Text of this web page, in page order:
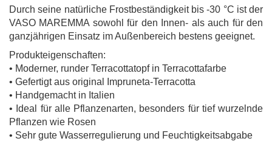
Durch seine natürliche Frostbeständigkeit bis -30 °C ist der
VASO MAREMMA sowohl für den Innen- als auch für den
ganzjährigen Einsatz im Außenbereich bestens geeignet.
Produkteigenschaften:
• Moderner, runder Terracottatopf in Terracottafarbe
• Gefertigt aus original Impruneta-Terracotta
• Handgemacht in Italien
• Ideal für alle Pflanzenarten, besonders für tief wurzelnde
Pflanzen wie Rosen
• Sehr gute Wasserregulierung und Feuchtigkeitsabgabe